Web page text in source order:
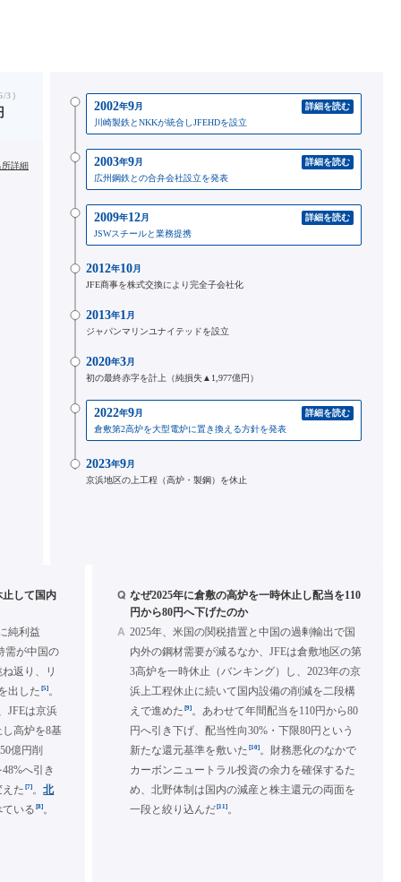
3）
所詳細
2002年9月
詳細を読む
川崎製鉄とNKKが統合しJFEHDを設立
2003年9月
詳細を読む
広州鋼鉄との合弁会社設立を発表
2009年12月
詳細を読む
JSWスチールと業務提携
2012年10月
JFE商事を株式交換により完全子会社化
2013年1月
ジャパンマリンユナイテッドを設立
2020年3月
初の最終赤字を計上（純損失▲1,977億円）
2022年9月
詳細を読む
倉敷第2高炉を大型電炉に置き換える方針を発表
2023年9月
京浜地区の上工程（高炉・製鋼）を休止
止して国内
純利益
需が中国の
返り、リ
出した [5]。
JFEは京浜
高炉を8基
億円削
へ引き
た [7]。北
いる [8]。
Q なぜ2025年に倉敷の高炉を一時休止し配当を110
円から80円へ下げたのか
A 2025年、米国の関税措置と中国の過剰輸出で国
内外の鋼材需要が減るなか、JFEは倉敷地区の第
3高炉を一時休止（バンキング）し、2023年の京
浜上工程休止に続いて国内設備の削減を二段構
えで進めた [9]。あわせて年間配当を110円から80
円へ引き下げ、配当性向30%・下限80円という
新たな還元基準を敷いた [10]。財務悪化のなかで
カーボンニュートラル投資の余力を確保するた
め、北野体制は国内の減産と株主還元の両面を
一段と絞り込んだ[11]。